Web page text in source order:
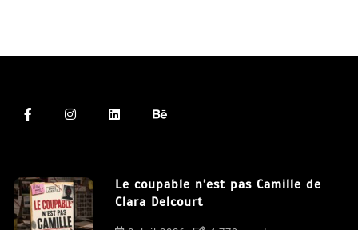
Le coupable n’est pas Camille de
Clara Delcourt